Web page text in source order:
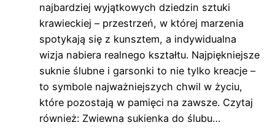
najbardziej wyjątkowych dziedzin sztuki
krawieckiej – przestrzeń, w której marzenia
spotykają się z kunsztem, a indywidualna
wizja nabiera realnego kształtu. Najpiękniejsze
suknie ślubne i garsonki to nie tylko kreacje –
to symbole najważniejszych chwil w życiu,
które pozostają w pamięci na zawsze. Czytaj
również: Zwiewna sukienka do ślubu…